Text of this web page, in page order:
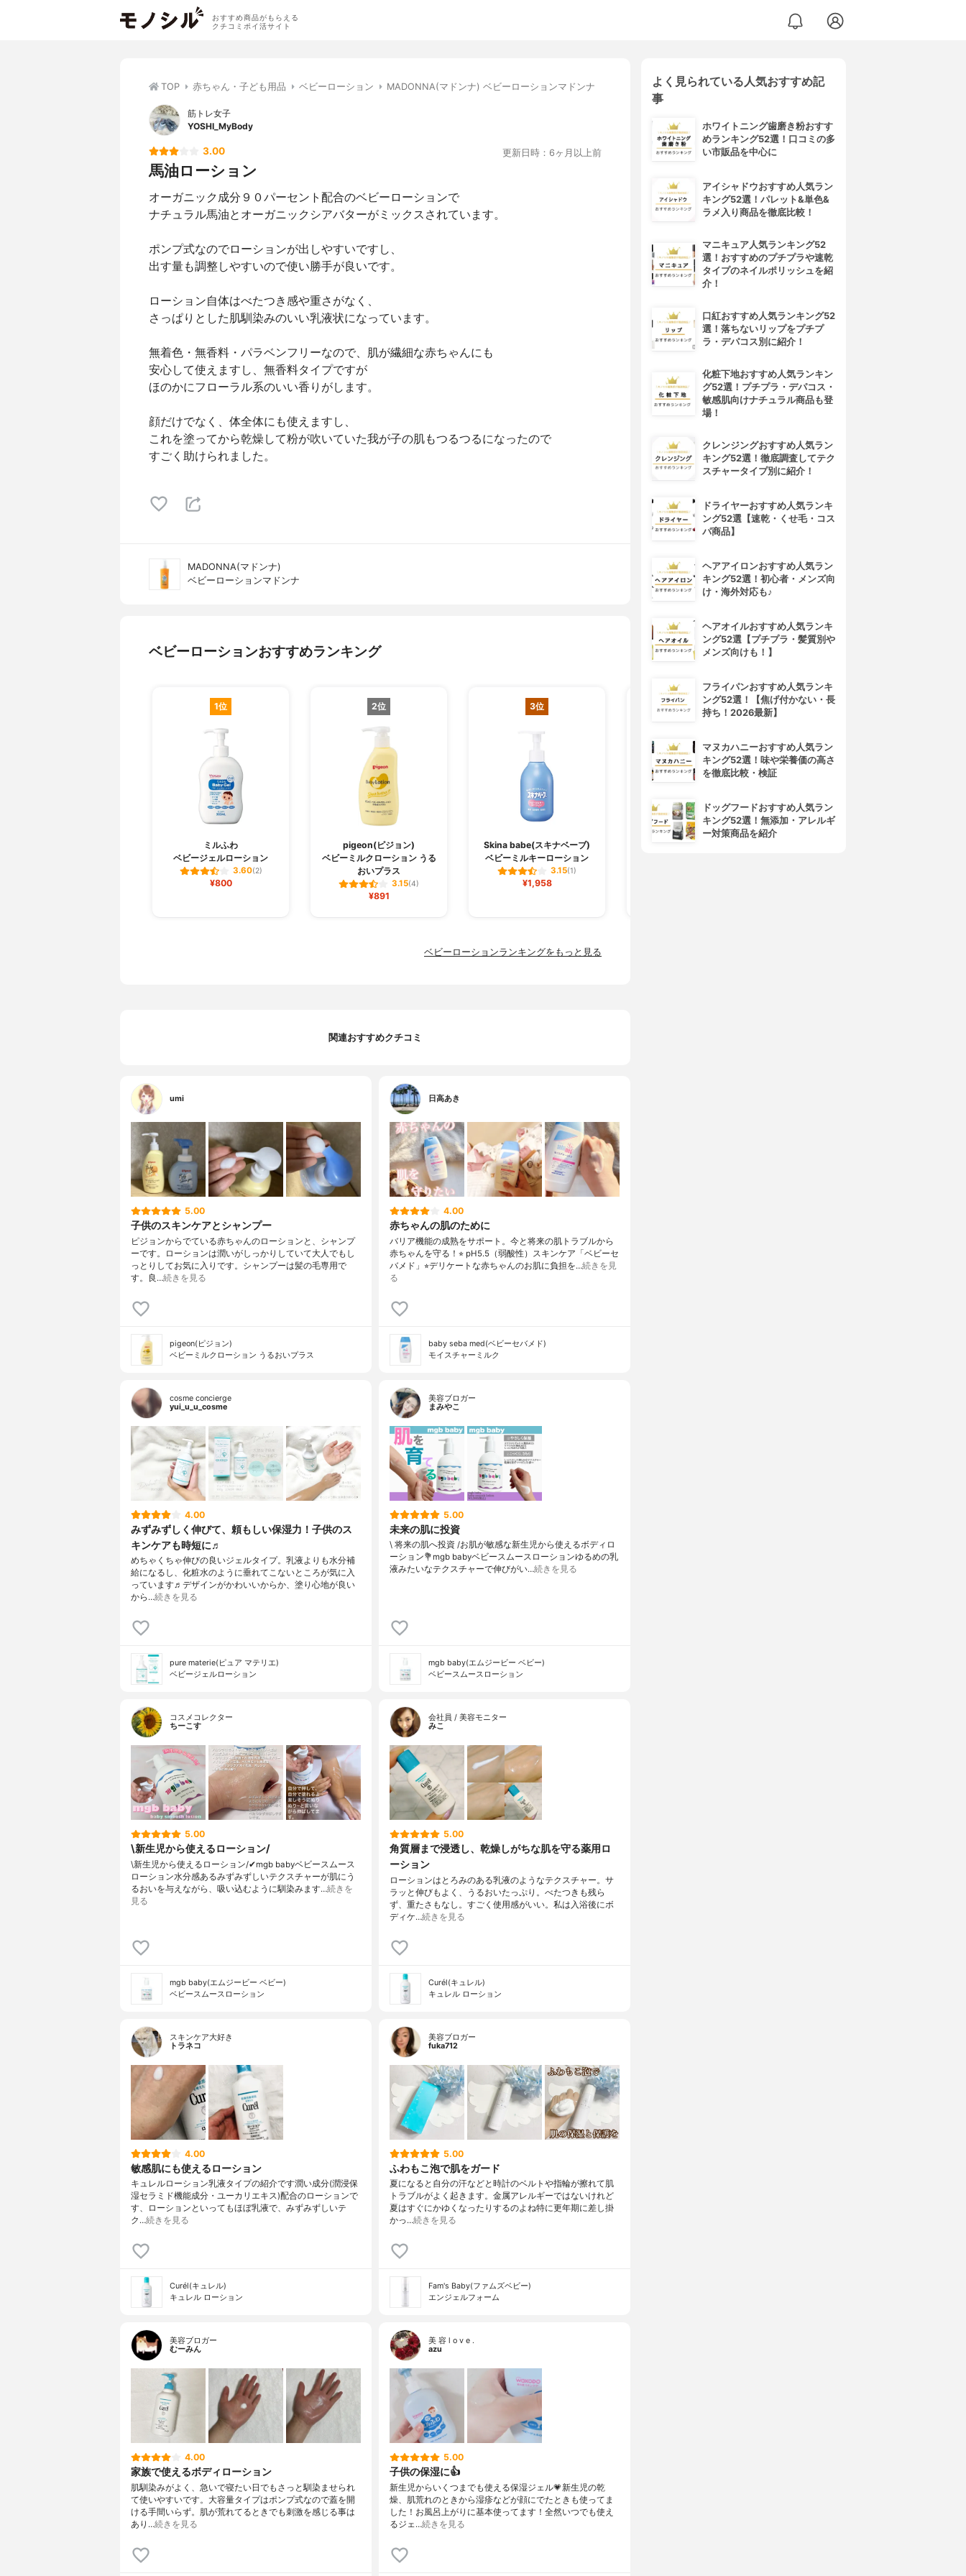
おすすめ商品がもらえる
クチコミポイ活サイト
TOP 赤ちゃん・子ども用品 ベビーローション MADONNA(マドンナ) ベビーローションマドンナ
筋トレ女子
YOSHI_MyBody
3.00 更新日時：6ヶ月以上前
馬油ローション
オーガニック成分９０パーセント配合のベビーローションで
ナチュラル馬油とオーガニックシアバターがミックスされています。
ポンプ式なのでローションが出しやすいですし、
出す量も調整しやすいので使い勝手が良いです。
ローション自体はべたつき感や重さがなく、
さっぱりとした肌馴染みのいい乳液状になっています。
無着色・無香料・パラベンフリーなので、肌が繊細な赤ちゃんにも
安心して使えますし、無香料タイプですが
ほのかにフローラル系のいい香りがします。
顔だけでなく、体全体にも使えますし、
これを塗ってから乾燥して粉が吹いていた我が子の肌もつるつるになったので
すごく助けられました。
MADONNA(マドンナ)
ベビーローションマドンナ
ベビーローションおすすめランキング
1位
ミルふわ
ベビージェルローション
3.60(2)
¥800
2位
pigeon(ピジョン)
ベビーミルクローション うる
おいプラス
3.15(4)
¥891
3位
Skina babe(スキナベーブ)
ベビーミルキーローション
3.15(1)
¥1,958
4位
ベビーローションランキングをもっと見る
関連おすすめクチコミ
umi
5.00
子供のスキンケアとシャンプー
ピジョンからでている赤ちゃんのローションと、シャンプ
ーです。ローションは潤いがしっかりしていて大人でもし
っとりしてお気に入りです。シャンプーは髪の毛専用で
す。良…続きを見る
pigeon(ピジョン)
ベビーミルクローション うるおいプラス
日高あき
4.00
赤ちゃんの肌のために
バリア機能の成熟をサポート。今と将来の肌トラブルから
赤ちゃんを守る！⭐︎ pH5.5（弱酸性）スキンケア「ベビーセ
バメド」⭐︎デリケートな赤ちゃんのお肌に負担を…続きを見
る
baby seba med(ベビーセバメド)
モイスチャーミルク
cosme concierge
yui_u_u_cosme
4.00
みずみずしく伸びて、頼もしい保湿力！子供のス
キンケアも時短に♬
めちゃくちゃ伸びの良いジェルタイプ。乳液よりも水分補
給になるし、化粧水のように垂れてこないところが気に入
っています♬デザインがかわいいからか、塗り心地が良い
から…続きを見る
pure materie(ピュア マテリエ)
ベビージェルローション
美容ブロガー
まみやこ
5.00
未来の肌に投資
\ 将来の肌へ投資 /⁡お肌が敏感な新生児から使えるボディロ
ーション⁡⁡💐mgb babyベビースムースローション⁡⁡ゆるめの乳
液みたいなテクスチャーで伸びがい…続きを見る
mgb baby(エムジービー ベビー)
ベビースムースローション
コスメコレクター
ちーこす
5.00
\新生児から使えるローション/
\新生児から使えるローション/✔︎mgb babyベビースムース
ローション水分感あるみずみずしいテクスチャーが肌にう
るおいを与えながら、吸い込むように馴染みます…続きを
見る
mgb baby(エムジービー ベビー)
ベビースムースローション
会社員 / 美容モニター
みこ
5.00
角質層まで浸透し、乾燥しがちな肌を守る薬用ロ
ーション
ローションはとろみのある乳液のようなテクスチャー。サ
ラッと伸びもよく、うるおいたっぷり。べたつきも残ら
ず、重たさもなし。すごく使用感がいい。私は入浴後にボ
ディケ…続きを見る
Curél(キュレル)
キュレル ローション
スキンケア大好き
トラネコ
4.00
敏感肌にも使えるローション
キュレルローション乳液タイプの紹介です潤い成分(潤浸保
湿セラミド機能成分・ユーカリエキス)配合のローションで
す、ローションといってもほぼ乳液で、みずみずしいテ
ク…続きを見る
Curél(キュレル)
キュレル ローション
美容ブロガー
fuka712
5.00
ふわもこ泡で肌をガード
夏になると自分の汗などと時計のベルトや指輪が擦れて肌
トラブルがよく起きます。金属アレルギーではないけれど
夏はすぐにかゆくなったりするのよね特に更年期に差し掛
かっ…続きを見る
Fam's Baby(ファムズベビー)
エンジェルフォーム
美容ブロガー
むーみん
4.00
家族で使えるボディローション
肌馴染みがよく、急いで寝たい日でもさっと馴染ませられ
て使いやすいです。大容量タイプはポンプ式なので蓋を開
ける手間いらず。肌が荒れてるときでも刺激を感じる事は
あり…続きを見る
美 容 l o v e .
azu
5.00
子供の保湿に👍
新生児からいくつまでも使える保湿ジェル💗新生児の乾
燥、肌荒れのときから湿疹などが顔にでたときも使ってま
した！お風呂上がりに基本使ってます！全然いつでも使え
るジェ…続きを見る
よく見られている人気おすすめ記
事
ホワイトニング歯磨き粉おすす
めランキング52選！口コミの多
い市販品を中心に
アイシャドウおすすめ人気ラン
キング52選！パレット&単色&
ラメ入り商品を徹底比較！
マニキュア人気ランキング52
選！おすすめのプチプラや速乾
タイプのネイルポリッシュを紹
介！
口紅おすすめ人気ランキング52
選！落ちないリップをプチプ
ラ・デパコス別に紹介！
化粧下地おすすめ人気ランキン
グ52選！プチプラ・デパコス・
敏感肌向けナチュラル商品も登
場！
クレンジングおすすめ人気ラン
キング52選！徹底調査してテク
スチャータイプ別に紹介！
ドライヤーおすすめ人気ランキ
ング52選【速乾・くせ毛・コス
パ商品】
ヘアアイロンおすすめ人気ラン
キング52選！初心者・メンズ向
け・海外対応も♪
ヘアオイルおすすめ人気ランキ
ング52選【プチプラ・髪質別や
メンズ向けも！】
フライパンおすすめ人気ランキ
ング52選！【焦げ付かない・長
持ち！2026最新】
マヌカハニーおすすめ人気ラン
キング52選！味や栄養価の高さ
を徹底比較・検証
ドッグフードおすすめ人気ラン
キング52選！無添加・アレルギ
ー対策商品を紹介